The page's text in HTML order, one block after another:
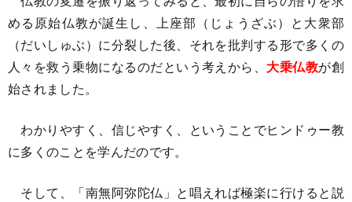
める原始仏教が誕生し、上座部（じょうざぶ）と大衆部
（だいしゅぶ）に分裂した後、それを批判する形で多くの
人々を救う乗物になるのだという考えから、 大乗仏教が創
始されました。
わかりやすく、信じやすく、ということでヒンドゥー教
に多くのことを学んだのです。
そして、「南無阿弥陀仏」と唱えれば極楽に行けると説